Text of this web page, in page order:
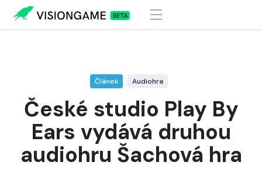
Článek Audiohra
České studio Play By
Ears vydává druhou
audiohru Šachová hra